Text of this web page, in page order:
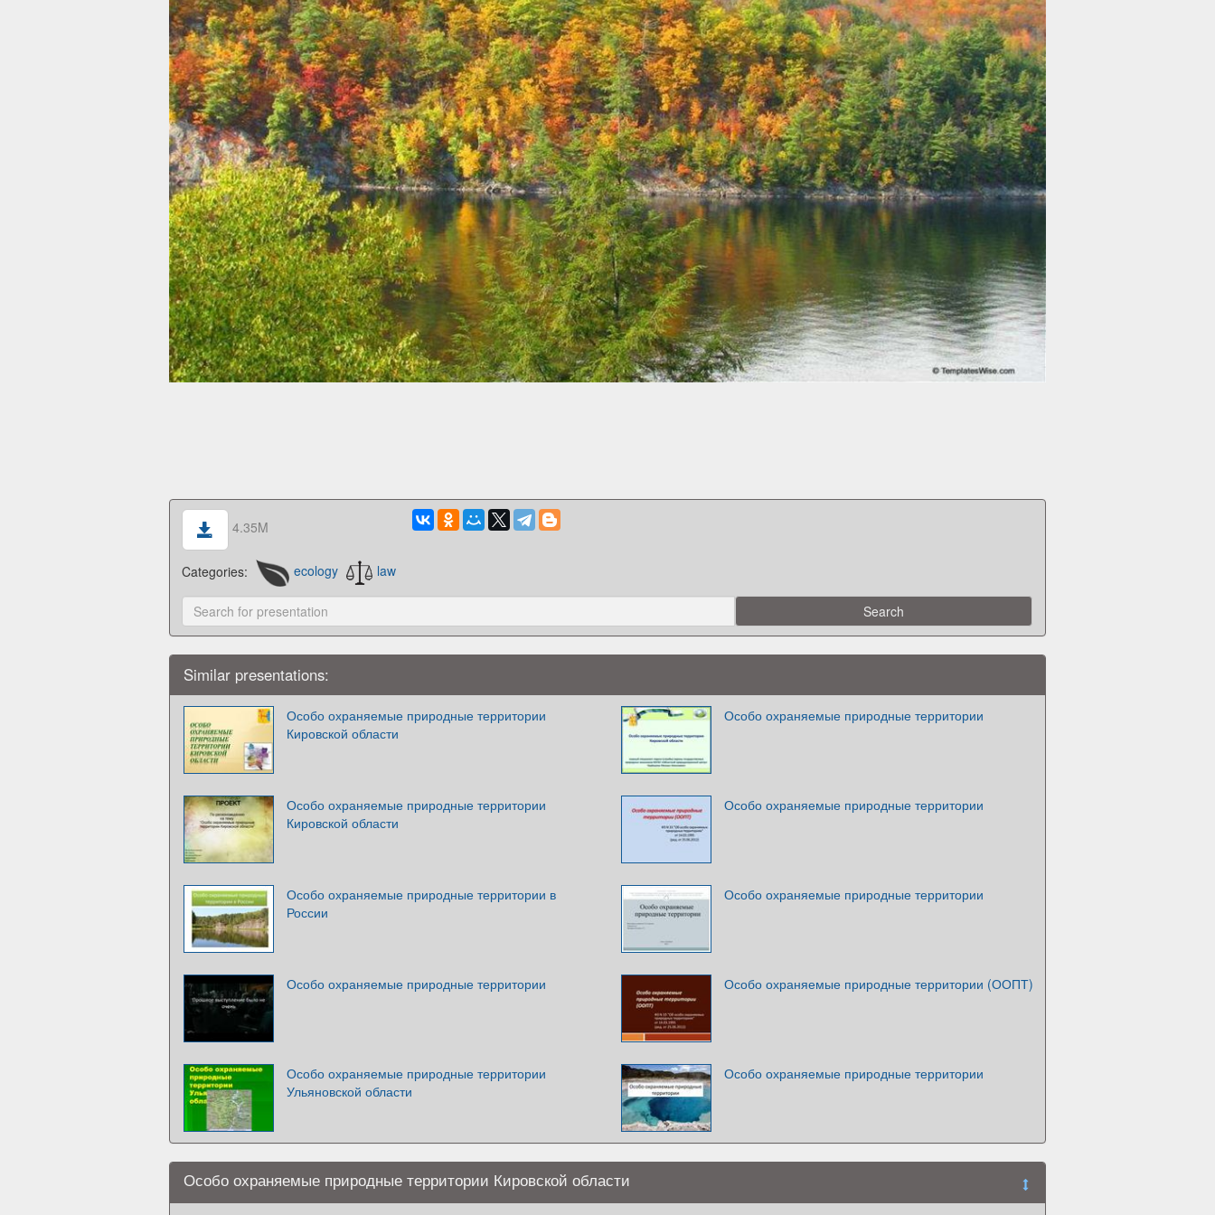
4.35M
Categories: ecology law
Similar presentations:
Особо охраняемые природные территории
Кировской области
Особо охраняемые природные территории
Особо охраняемые природные территории
Кировской области
Особо охраняемые природные территории
Особо охраняемые природные территории в
России
Особо охраняемые природные территории
Особо охраняемые природные территории Особо охраняемые природные территории (ООПТ)
Особо охраняемые природные территории
Ульяновской области
Особо охраняемые природные территории
Особо охраняемые природные территории Кировской области